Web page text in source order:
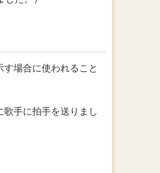
場合に使われること
手に拍手を送りまし